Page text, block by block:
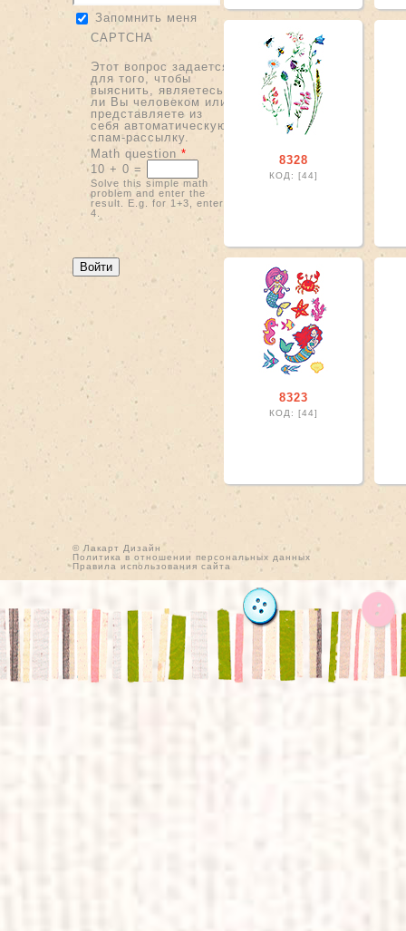
Запомнить меня
CAPTCHA
Этот вопрос задается
для того, чтобы
выяснить, являетесь
ли Вы человеком или
представляете из
себя автоматическую
спам-рассылку.
Math question *
10 + 0 =
Solve this simple math
problem and enter the
result. E.g. for 1+3, enter
4.
8328
КОД: [44]
8323
КОД: [44]
© Лакарт Дизайн
Политика в отношении персональных данных
Правила использования сайта